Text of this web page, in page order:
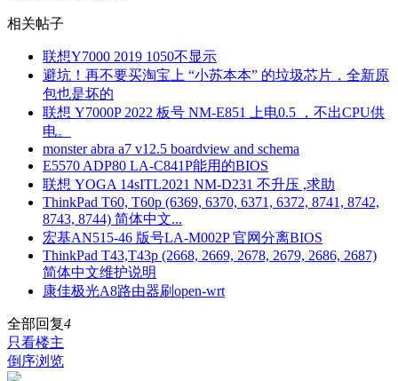
相关帖子
联想Y7000 2019 1050不显示
避坑！再不要买淘宝上 “小苏本本” 的垃圾芯片，全新原
包也是坏的
联想 Y7000P 2022 板号 NM-E851 上电0.5 ，不出CPU供
电。
monster abra a7 v12.5 boardview and schema
E5570 ADP80 LA-C841P能用的BIOS
联想 YOGA 14sITL2021 NM-D231 不升压 ,求助
ThinkPad T60, T60p (6369, 6370, 6371, 6372, 8741, 8742,
8743, 8744) 简体中文...
宏基AN515-46 版号LA-M002P 官网分离BIOS
ThinkPad T43,T43p (2668, 2669, 2678, 2679, 2686, 2687)
简体中文维护说明
康佳极光A8路由器刷open-wrt
全部回复4
只看楼主
倒序浏览